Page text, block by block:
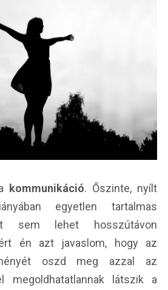
kommunikáció. Őszinte, nyílt
egyetlen tartalmas
sem lehet hosszútávon
én azt javaslom, hogy az
oszd meg azzal az
megoldhatatlannak látszik a